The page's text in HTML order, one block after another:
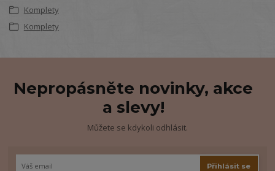
Komplety
Komplety
Nepropásněte novinky, akce
a slevy!
Můžete se kdykoli odhlásit.
Přihlásit se